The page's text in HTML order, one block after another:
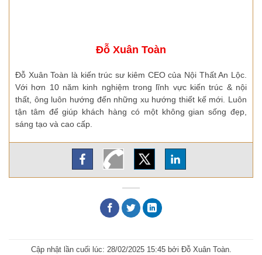
Đỗ Xuân Toàn
Đỗ Xuân Toàn là kiến trúc sư kiêm CEO của Nội Thất An Lộc.
Với hơn 10 năm kinh nghiệm trong lĩnh vực kiến trúc & nội
thất, ông luôn hướng đến những xu hướng thiết kế mới. Luôn
tận tâm để giúp khách hàng có một không gian sống đẹp,
sáng tạo và cao cấp.
Cập nhật lần cuối lúc: 28/02/2025 15:45 bởi Đỗ Xuân Toàn.